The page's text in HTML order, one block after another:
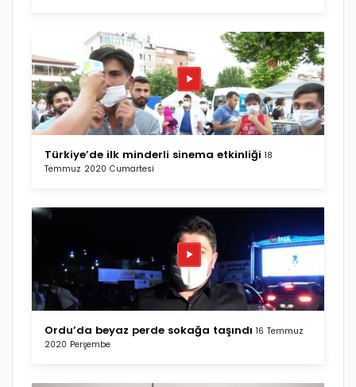
Türkiye’de ilk minderli sinema etkinliği 18
Temmuz 2020 Cumartesi
Ordu’da beyaz perde sokağa taşındı 16 Temmuz
2020 Perşembe